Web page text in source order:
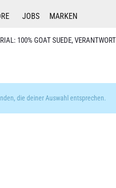
JOBS MARKEN
100% GOAT SUEDE,
die deiner Auswahl entsprechen.